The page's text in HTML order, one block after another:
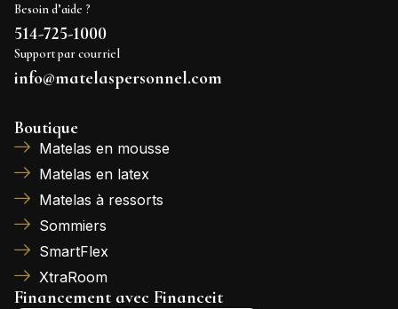
Besoin d’aide ?
514-725-1000
Support par courriel
info@matelaspersonnel.com
Boutique
Matelas en mousse
Matelas en latex
Matelas à ressorts
Sommiers
SmartFlex
XtraRoom
Financement avec Financeit